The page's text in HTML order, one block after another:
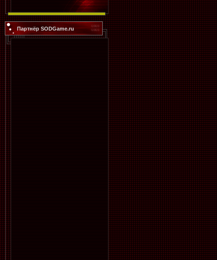
Партнёр SODGame.ru